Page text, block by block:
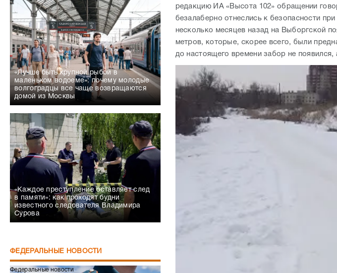
«Лучше быть крупной рыбой в
маленьком водоеме»: почему молодые
волгоградцы все чаще возвращаются
домой из Москвы
«Каждое преступление оставляет след
в памяти»: как проходят будни
известного следователя Владимира
Сурова
ФЕДЕРАЛЬНЫЕ НОВОСТИ
Федеральные новости
редакцию ИА «Высота 102» обращении
безалаберно отнеслись к безопасности
несколько месяцев назад на Выборгской
метров, которые, скорее всего, были
до настоящего времени забор не